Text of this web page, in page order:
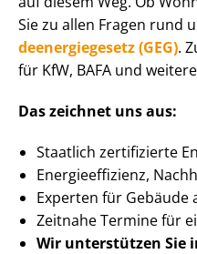
Sie zu allen Fragen rund
de­en­er­gie­ge­setz (GEG).
für KfW, BAFA und
Das zeichnet uns aus:
Staatlich zertifizierte
En­er­gie­ef­fi­zi­enz,
Experten für Gebäude
Zeitnahe Termine für
Wir unterstützen Sie